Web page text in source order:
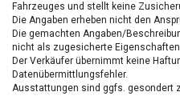
Fahrzeuges und stellt keine
Die Angaben erheben nicht den
Die gemachten Angaben/
nicht als zugesicherte
Der Verkäufer übernimmt keine
Datenübermittlungsfehler.
Ausstattungen sind ggfs. gesondert